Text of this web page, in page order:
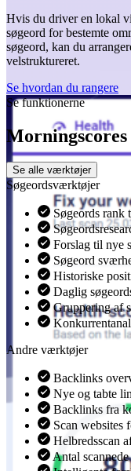
Hvis du driver en lokal
søgeord for bestemte
søgeord, kan du
velstruktureret.
Se hvordan du rangere
Se funktionerne
Se alle værktøjer
Søgeordsværktøjer
Søgeords rank
Forslag til nye
Søgeord
Historiske
Daglig
Gruppering af
Andre værktøjer
Backlinks
Nye og tabte
Backlinks fra
Scan websites
Helbredsscan
Antal